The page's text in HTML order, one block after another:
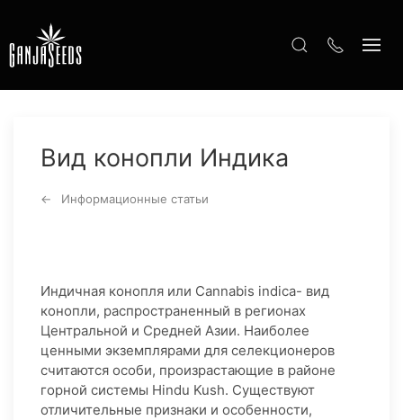
Вид конопли Индика
Информационные статьи
Индичная конопля или Cannabis indica- вид
конопли, распространенный в регионах
Центральной и Средней Азии. Наиболее
ценными экземплярами для селекционеров
считаются особи, произрастающие в районе
горной системы Hindu Kush. Существуют
отличительные признаки и особенности,